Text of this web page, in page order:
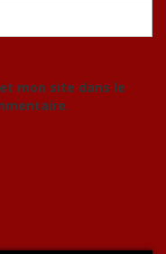
mon site dans le